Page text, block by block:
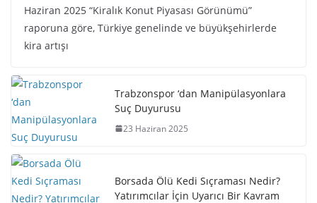
Haziran 2025 “Kiralık Konut Piyasası Görünümü”
raporuna göre, Türkiye genelinde ve büyükşehirlerde
kira artışı
Trabzonspor ‘dan Manipülasyonlara
Suç Duyurusu
23 Haziran 2025
Borsada Ölü Kedi Sıçraması Nedir?
Yatırımcılar İçin Uyarıcı Bir Kavram